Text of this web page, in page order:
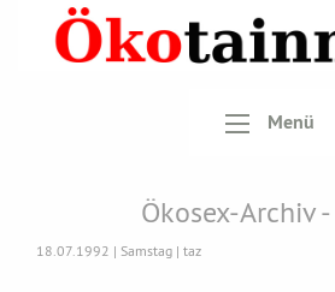
Menü
Ökosex-Archiv
18.07.1992 | Samstag | taz